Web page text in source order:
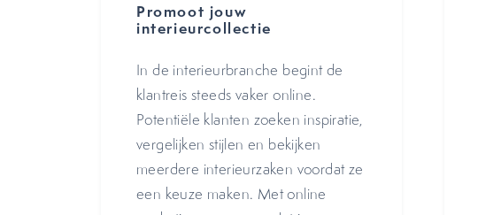
Promoot jouw
interieurcollectie
In de interieurbranche begint de
klantreis steeds vaker online.
Potentiële klanten zoeken inspiratie,
vergelijken stijlen en bekijken
meerdere interieurzaken voordat ze
een keuze maken. Met online